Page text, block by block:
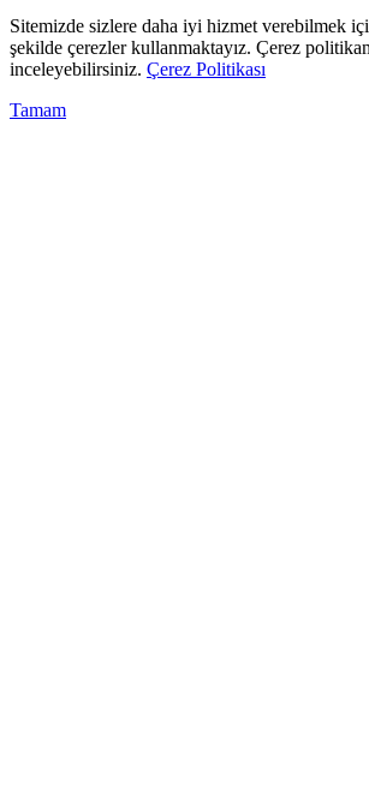
Sitemizde sizlere daha iyi hizmet verebilmek
şekilde çerezler kullanmaktayız. Çerez
inceleyebilirsiniz. Çerez Politikası
Tamam